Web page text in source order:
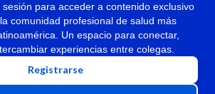
para acceder a contenido exclusivo
comunidad profesional de salud más
Un espacio para conectar,
experiencias entre colegas.
Registrarse
Términos y condiciones
| Políticas de privacidad
derechos reservados | Copyright 1997-2026